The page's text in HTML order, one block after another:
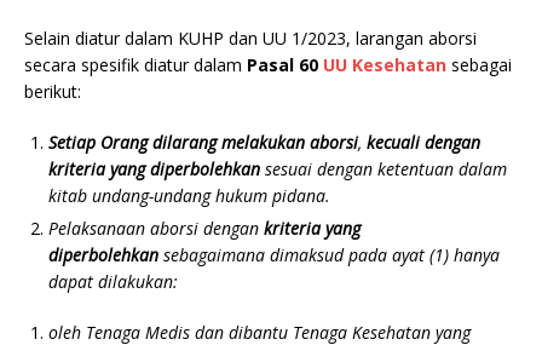
Selain diatur dalam KUHP dan UU 1/2023, larangan aborsi
secara spesifik diatur dalam Pasal 60 UU Kesehatan sebagai
berikut:
Setiap Orang dilarang melakukan aborsi, kecuali dengan
kriteria yang diperbolehkan sesuai dengan ketentuan dalam
kitab undang-undang hukum pidana.
Pelaksanaan aborsi dengan kriteria yang
diperbolehkan sebagaimana dimaksud pada ayat (1) hanya
dapat dilakukan:
oleh Tenaga Medis dan dibantu Tenaga Kesehatan yang